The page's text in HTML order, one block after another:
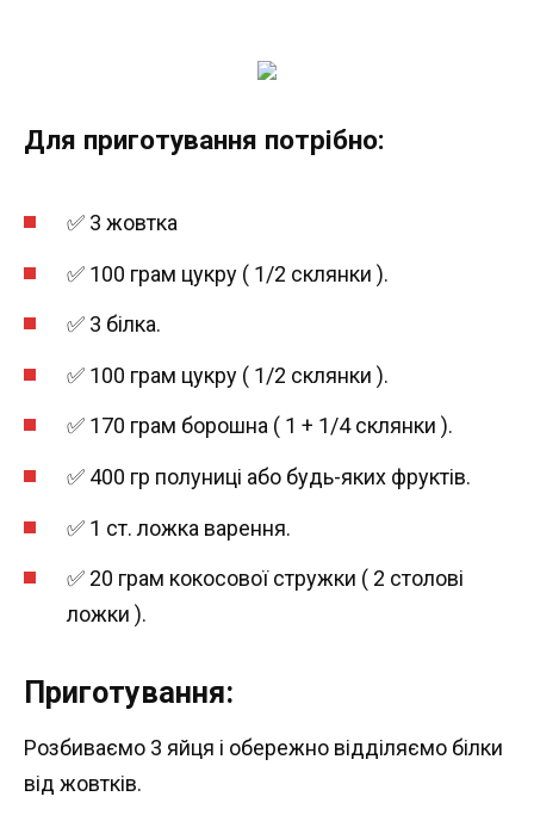
Для приготування потрібно:
✅ 3 жовтка
✅ 100 грам цукру ( 1/2 склянки ).
✅ 3 білка.
✅ 100 грам цукру ( 1/2 склянки ).
✅ 170 грам борошна ( 1 + 1/4 склянки ).
✅ 400 гр полуниці або будь-яких фруктів.
✅ 1 ст. ложка варення.
✅ 20 грам кокосової стружки ( 2 столові
ложки ).
Приготування:
Розбиваємо 3 яйця і обережно відділяємо білки
від жовтків.